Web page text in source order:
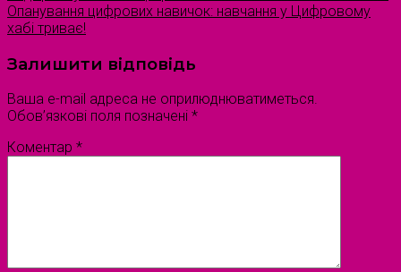
Опанування цифрових навичок: навчання у Цифровому
хабі триває!
Залишити відповідь
Ваша e-mail адреса не оприлюднюватиметься.
Обов’язкові поля позначені *
Коментар *